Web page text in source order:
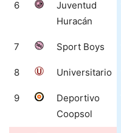
6
Juventud
Huracán
7 Sport Boys
8 Universitario
9
Deportivo
Coopsol